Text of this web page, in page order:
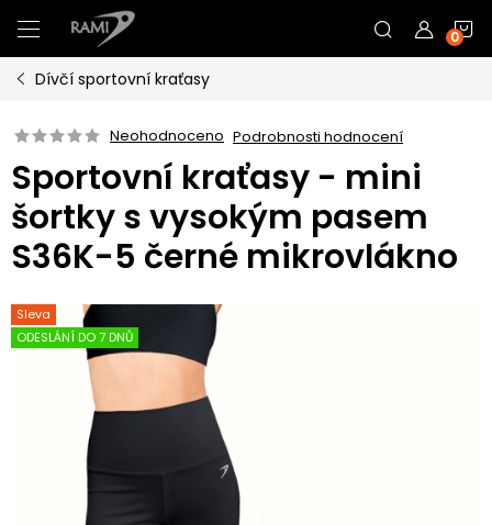
na
obsah
Dívčí sportovní kraťasy
Neohodnoceno Podrobnosti hodnocení
Sportovní kraťasy - mini
šortky s vysokým pasem
S36K-5 černé mikrovlákno
Sleva
ODESLÁNÍ DO 7 DNŮ